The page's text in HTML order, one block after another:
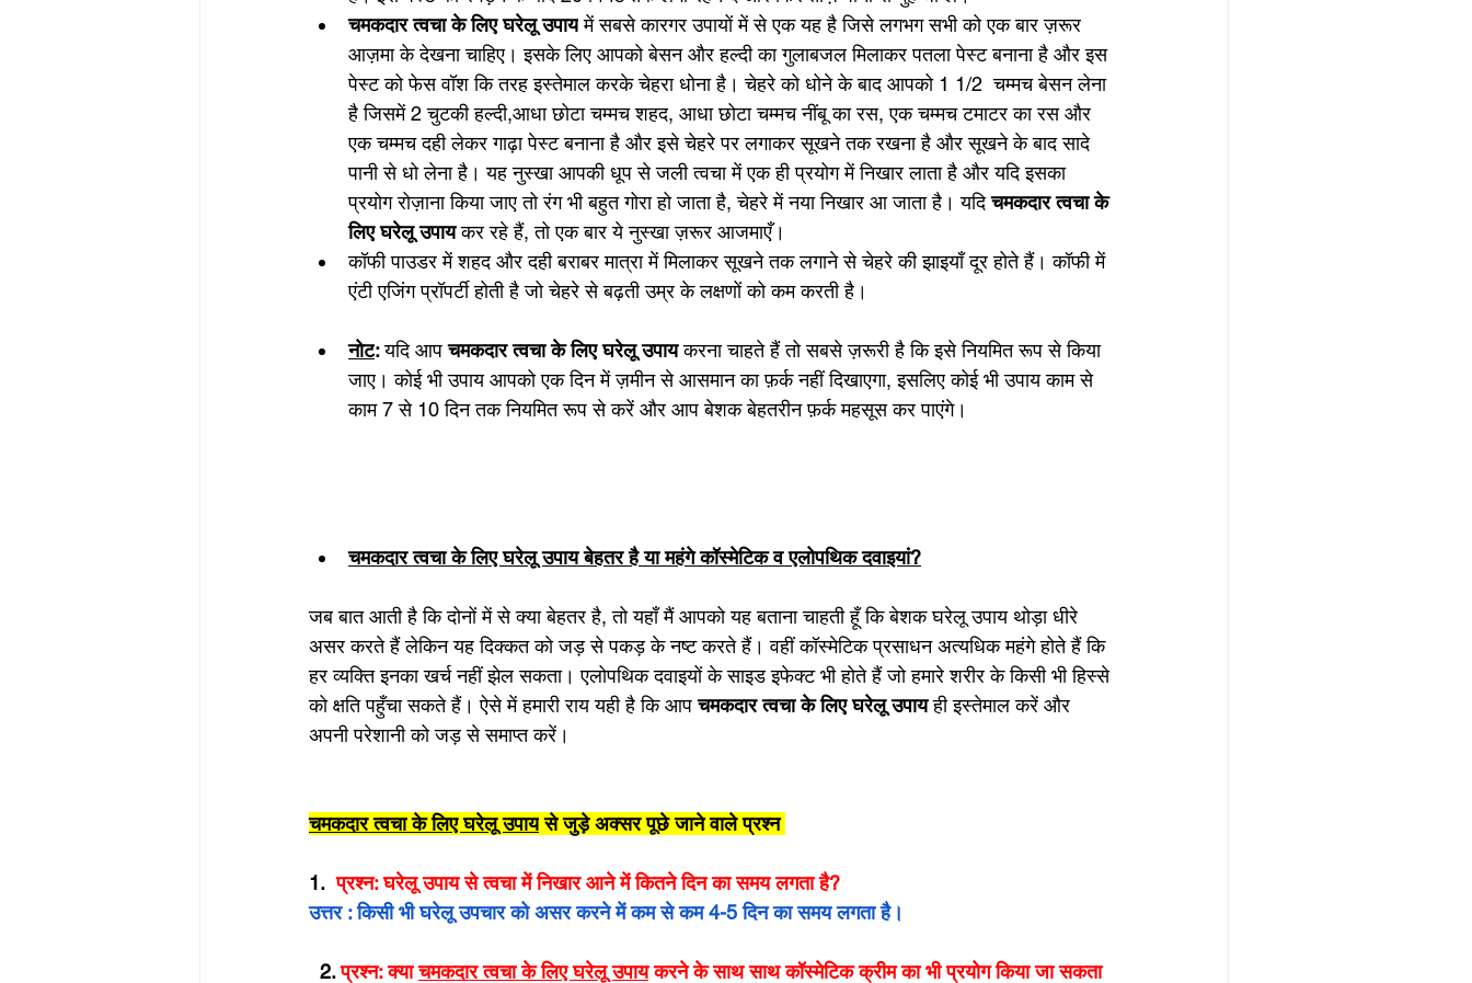
चमकदार त्वचा के लिए घरेलू उपाय में सबसे कारगर उपायों में से एक यह है जिसे लगभग सभी को एक बार ज़रूर
आज़मा के देखना चाहिए। इसके लिए आपको बेसन और हल्दी का गुलाबजल मिलाकर पतला पेस्ट बनाना है और इस
पेस्ट को फेस वॉश कि तरह इस्तेमाल करके चेहरा धोना है। चेहरे को धोने के बाद आपको 1 1/2  चम्मच बेसन लेना
है जिसमें 2 चुटकी हल्दी,आधा छोटा चम्मच शहद, आधा छोटा चम्मच नींबू का रस, एक चम्मच टमाटर का रस और
एक चम्मच दही लेकर गाढ़ा पेस्ट बनाना है और इसे चेहरे पर लगाकर सूखने तक रखना है और सूखने के बाद सादे
पानी से धो लेना है। यह नुस्खा आपकी धूप से जली त्वचा में एक ही प्रयोग में निखार लाता है और यदि इसका
प्रयोग रोज़ाना किया जाए तो रंग भी बहुत गोरा हो जाता है, चेहरे में नया निखार आ जाता है। यदि चमकदार त्वचा के
लिए घरेलू उपाय कर रहे हैं, तो एक बार ये नुस्खा ज़रूर आजमाएँ।
कॉफी पाउडर में शहद और दही बराबर मात्रा में मिलाकर सूखने तक लगाने से चेहरे की झाइयाँ दूर होते हैं। कॉफी में
एंटी एजिंग प्रॉपर्टी होती है जो चेहरे से बढ़ती उम्र के लक्षणों को कम करती है।
नोट: यदि आप चमकदार त्वचा के लिए घरेलू उपाय करना चाहते हैं तो सबसे ज़रूरी है कि इसे नियमित रूप से किया
जाए। कोई भी उपाय आपको एक दिन में ज़मीन से आसमान का फ़र्क नहीं दिखाएगा, इसलिए कोई भी उपाय काम से
काम 7 से 10 दिन तक नियमित रूप से करें और आप बेशक बेहतरीन फ़र्क महसूस कर पाएंगे।
चमकदार त्वचा के लिए घरेलू उपाय बेहतर है या महंगे कॉस्मेटिक व एलोपथिक दवाइयां?
जब बात आती है कि दोनों में से क्या बेहतर है, तो यहाँ मैं आपको यह बताना चाहती हूँ कि बेशक घरेलू उपाय थोड़ा धीरे
असर करते हैं लेकिन यह दिक्कत को जड़ से पकड़ के नष्ट करते हैं। वहीं कॉस्मेटिक प्रसाधन अत्यधिक महंगे होते हैं कि
हर व्यक्ति इनका खर्च नहीं झेल सकता। एलोपथिक दवाइयों के साइड इफेक्ट भी होते हैं जो हमारे शरीर के किसी भी हिस्से
को क्षति पहुँचा सकते हैं। ऐसे में हमारी राय यही है कि आप चमकदार त्वचा के लिए घरेलू उपाय ही इस्तेमाल करें और
अपनी परेशानी को जड़ से समाप्त करें।
चमकदार त्वचा के लिए घरेलू उपाय से जुड़े अक्सर पूछे जाने वाले प्रश्न
1. प्रश्न: घरेलू उपाय से त्वचा में निखार आने में कितने दिन का समय लगता है?
उत्तर : किसी भी घरेलू उपचार को असर करने में कम से कम 4-5 दिन का समय लगता है।
2. प्रश्न: क्या चमकदार त्वचा के लिए घरेलू उपाय करने के साथ साथ कॉस्मेटिक क्रीम का भी प्रयोग किया जा सकता